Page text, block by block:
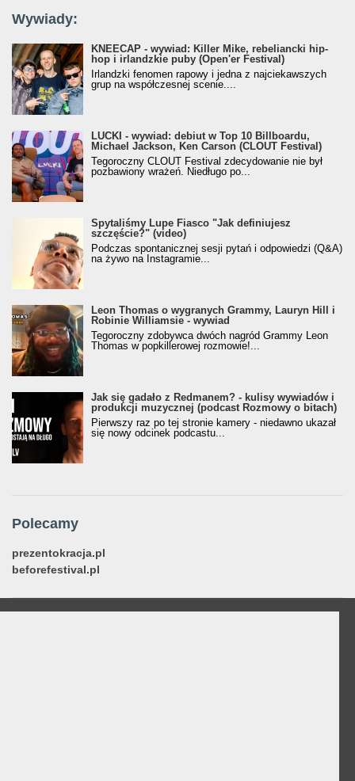
Wywiady:
KNEECAP - wywiad: Killer Mike, rebeliancki hip-
hop i irlandzkie puby (Open'er Festival)
Irlandzki fenomen rapowy i jedna z najciekawszych
grup na współczesnej scenie....
LUCKI - wywiad: debiut w Top 10 Billboardu,
Michael Jackson, Ken Carson (CLOUT Festival)
Tegoroczny CLOUT Festival zdecydowanie nie był
pozbawiony wrażeń. Niedługo po...
Spytaliśmy Lupe Fiasco "Jak definiujesz
szczęście?" (video)
Podczas spontanicznej sesji pytań i odpowiedzi (Q&A)
na żywo na Instagramie...
Leon Thomas o wygranych Grammy, Lauryn Hill i
Robinie Williamsie - wywiad
Tegoroczny zdobywca dwóch nagród Grammy Leon
Thomas w popkillerowej rozmowie!...
Jak się gadało z Redmanem? - kulisy wywiadów i
produkcji muzycznej (podcast Rozmowy o bitach)
Pierwszy raz po tej stronie kamery - niedawno ukazał
się nowy odcinek podcastu...
Polecamy
prezentokracja.pl
beforefestival.pl